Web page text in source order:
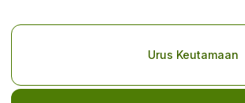
Urus Keutamaan